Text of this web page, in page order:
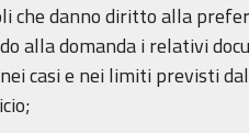
che danno diritto alla
alla domanda i relativi
casi e nei limiti previsti